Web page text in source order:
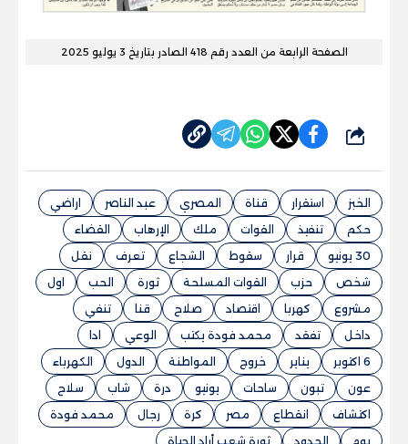
الصفحة الرابعة من العدد رقم 418 الصادر بتاريخ 3 يوليو 2025
شارك
الخبز استقرار قناة المصري عبد الناصر
اراضي
حكم
تنفيذ القوات ملك الإرهاب
القضاء
30 يونيو
قرار سقوط الشجاع تعرف
نقل
شخص
حزب القوات المسلحة ثورة الحب
اول
مشروع
كهربا اقتصاد صلاح قنا
تنفي
داخل
تفقد محمد فودة يكتب الوعي
ادا
6 اكتوبر
يناير خروج المواطنة الدول
الكهرباء
عون
تبون ساحات يونيو درة شاب
سلاح
اكتشاف
انقطاع مصر كرة رجال
محمد فودة
يوم
الحدود ثورة شعب أراد الحياة